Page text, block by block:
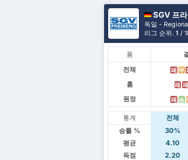
SGV 프
독일 -
리그 순위.1 /
폼
전체
패 무
홈
패 패
원정
패 승
통계 전체
승률 %
30%
평균
4.10
득점
2.20